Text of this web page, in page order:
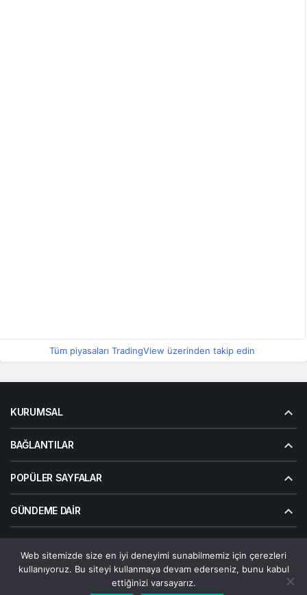
Tüm piyasaları TradingView üzerinden takip edin
KURUMSAL
BAĞLANTILAR
POPÜLER SAYFALAR
GÜNDEME DAIR
© Telif Hakkı 2026, Tüm Hakları Saklıdır | Alanalp İnternet
Çözümler
Gizlilik Politikası Hakkımızda
Web sitemizde size en iyi deneyimi sunabilmemiz için çerezleri
kullanıyoruz. Bu siteyi kullanmaya devam ederseniz, bunu kabul
ettiğinizi varsayarız.